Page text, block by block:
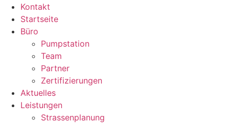
Kontakt
Startseite
Büro
Pumpstation
Team
Partner
Zertifizierungen
Aktuelles
Leistungen
Strassenplanung